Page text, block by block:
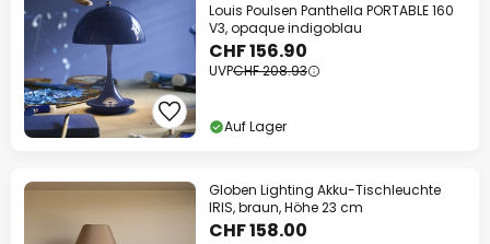
Louis Poulsen Panthella PORTABLE 160
V3, opaque indigoblau
CHF 156.90
UVPCHF 208.93
Auf Lager
Globen Lighting Akku-Tischleuchte
IRIS, braun, Höhe 23 cm
CHF 158.00